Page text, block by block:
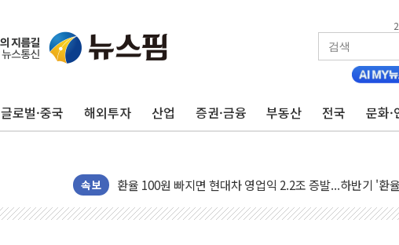
글로벌·중국 해외투자 산업 증권·금융 부동산 전국 문화·
속보
반도체 대형주 급락에 코스피 4%↓…매도 사이드카 발동
카카오뱅크 '모임통장'의 락인 효과, '모임주' 이자 기여도
ADT캡스, 매장 운영·보안 통합관리 앱 출시
LGU+, 국내 IDaaS 최초 클라우드 보안인증 획득
국내 최대 400MW 규모 해남 태양광발전 '첫삽'…남동발전,
카카오, 'AI 수익화' 내년 상반기부터 본격화